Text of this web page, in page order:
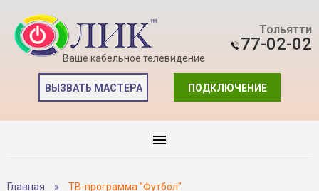
Ваше кабельное телевидение
Тольятти
77-02-02
ПОДКЛЮЧЕНИЕ
ВЫЗВАТЬ МАСТЕРА
Главная » ТВ-программа "Футбол"